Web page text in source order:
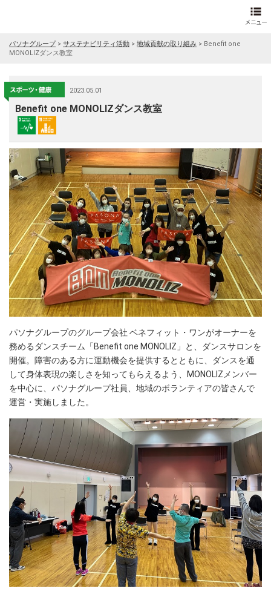
パソナグループ> サステナビリティ活動 > 地域貢献の取り組み > Benefit one
MONOLIZダンス教室
2023.05.01
Benefit one MONOLIZダンス教室
パソナグループのグループ会社 ベネフィット・ワンがオーナーを
務めるダンスチーム「Benefit one MONOLIZ」と、ダンスサロンを
開催。障害のある方に運動機会を提供するとともに、ダンスを通
して身体表現の楽しさを知ってもらえるよう、MONOLIZメンバー
を中心に、パソナグループ社員、地域のボランティアの皆さんで
運営・実施しました。